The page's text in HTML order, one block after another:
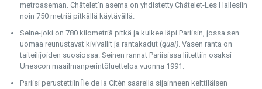
metroaseman. Châtelet’n asema on yhdistetty Châtelet-Les Hallesiin
noin 750 metriä pitkällä käytävällä.
Seine-joki on 780 kilometriä pitkä ja kulkee läpi Pariisin, jossa sen
uomaa reunustavat kivivallit ja rantakadut (quai). Vasen ranta on
taiteilijoiden suosiossa. Seinen rannat Pariisissa liitettiin osaksi
Unescon maailmanperintöluetteloa vuonna 1991.
Pariisi perustettiin Île de la Citén saarella sijainneen kelttiläisen